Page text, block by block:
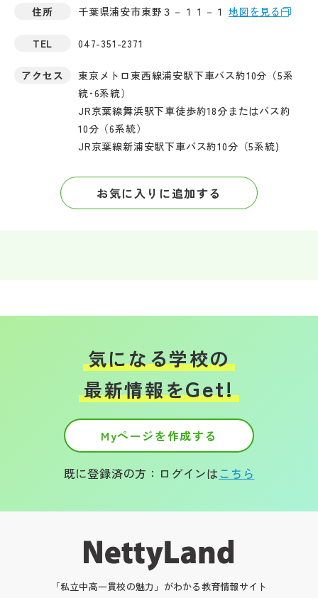
住所 千葉県浦安市東野３－１１－１地図を見る
TEL 047-351-2371
アクセス
東京メトロ東西線浦安駅下車バス約10分（5系
統･6系統）
JR京葉線舞浜駅下車徒歩約18分またはバス約
10分（6系統）
JR京葉線新浦安駅下車バス約10分（5系統)
お気に入りに追加する
気になる学校の
最新情報をGet!
Myページを作成する
既に登録済の方：ログインはこちら
「私立中高一貫校の魅力」がわかる教育情報サイト